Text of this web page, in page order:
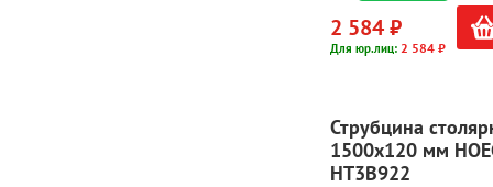
2 584 ₽
Для юр.лиц: 2 584 ₽
Струбцина
1500x120 мм
HT3B922